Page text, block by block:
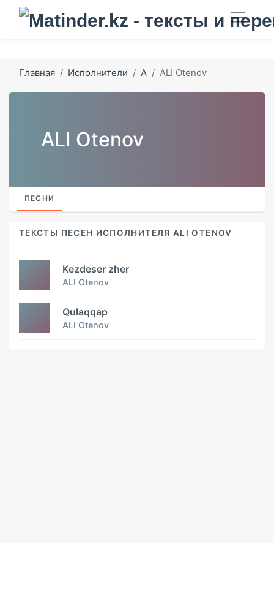
Главная Исполнители A ALI Otenov
ALI Otenov
ПЕСНИ
ТЕКСТЫ ПЕСЕН ИСПОЛНИТЕЛЯ ALI OTENOV
Kezdeser zher
ALI Otenov
Qulaqqap
ALI Otenov